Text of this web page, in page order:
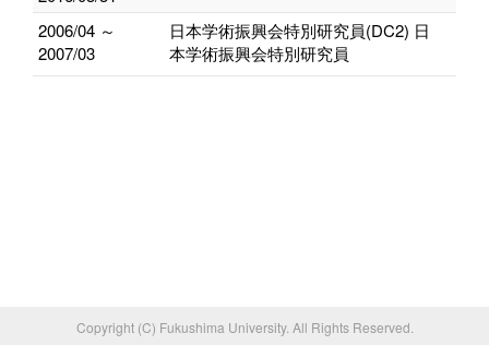
2006/04 ～
2007/03
日本学術振興会特別研究員(DC2) 日
本学術振興会特別研究員
Copyright (C) Fukushima University. All Rights Reserved.